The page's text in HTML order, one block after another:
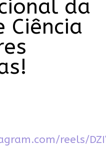
da
Ciência
reels/